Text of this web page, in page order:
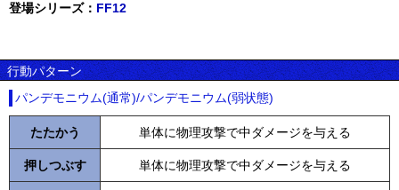
登場シリーズ： FF12
行動パターン
パンデモニウム(通常)/パンデモニウム(弱状態)
たたかう 単体に物理攻撃で中ダメージを与える
押しつぶす 単体に物理攻撃で中ダメージを与える